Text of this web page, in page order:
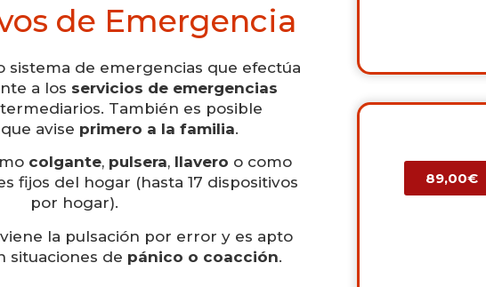
de Emergencia
sistema de emergencias que efectúa
a los servicios de emergencias
También es posible
avise primero a la familia.
colgante, pulsera, llavero o como
fijos del hogar (hasta 17 dispositivos
por hogar).
la pulsación por error y es apto
situaciones de pánico o coacción.
89,00€